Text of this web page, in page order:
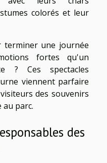
colorés et leur
terminer une journée
fortes qu'un
? Ces spectacles
viennent parfaire
des souvenirs
au parc.
des